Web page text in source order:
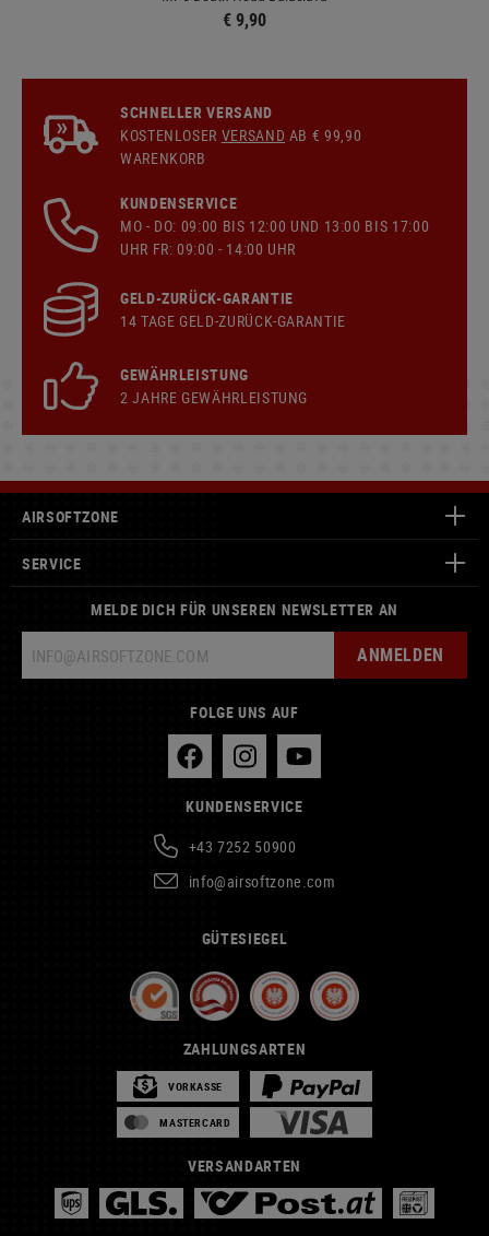
€ 9,90
SCHNELLER VERSAND
KOSTENLOSER VERSAND AB € 99,90
WARENKORB
KUNDENSERVICE
MO - DO: 09:00 BIS 12:00 UND 13:00 BIS 17:00
UHR FR: 09:00 - 14:00 UHR
GELD-ZURÜCK-GARANTIE
14 TAGE GELD-ZURÜCK-GARANTIE
GEWÄHRLEISTUNG
2 JAHRE GEWÄHRLEISTUNG
AIRSOFTZONE
SERVICE
MELDE DICH FÜR UNSEREN NEWSLETTER AN
ANMELDEN
FOLGE UNS AUF
KUNDENSERVICE
+43 7252 50900
info@airsoftzone.com
GÜTESIEGEL
ZAHLUNGSARTEN
VORKASSE
MASTERCARD
VERSANDARTEN